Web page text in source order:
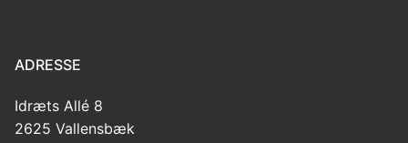
ADRESSE
Idræts Allé 8
2625 Vallensbæk